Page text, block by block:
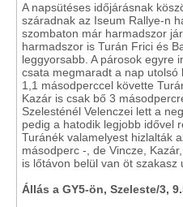
A napsütéses időjárásnak
száradnak az Iseum Rallye-n
szombaton már harmadszor
harmadszor is Turán Frici és
leggyorsabb. A párosok egyre
csata megmaradt a nap utolsó
1,1 másodperccel követte
Kazár is csak bő 3
Szelesténél Velenczei lett a
pedig a hatodik legjobb idővel
Turánék valamelyest hizlalták
másodperc -, de Vincze,
is lőtávon belül van öt szakasz
Állás a GY5-ön, Szeleste/3,